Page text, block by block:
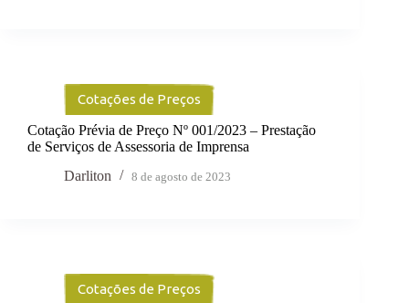
Cotações de Preços
Cotação Prévia de Preço Nº 001/2023 – Prestação
de Serviços de Assessoria de Imprensa
Darliton
8 de agosto de 2023
Cotações de Preços